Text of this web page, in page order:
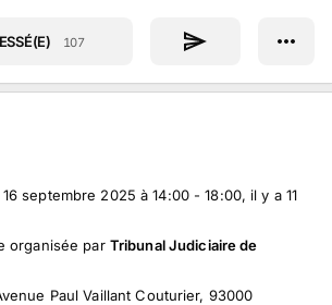
107
16 septembre 2025 à 14:00 - 18:00, il y a 11
organisée par Tribunal Judiciaire de
Paul Vaillant Couturier, 93000